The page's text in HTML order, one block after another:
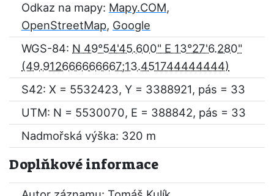
Odkaz na mapy: Mapy.COM,
OpenStreetMap, Google
WGS-84: N 49°54'45.600" E 13°27'6.280"
S42: X = 5532423, Y = 3388921, pás = 33
UTM: N = 5530070, E = 388842, pás = 33
Nadmořská výška: 320 m
Doplňkové informace